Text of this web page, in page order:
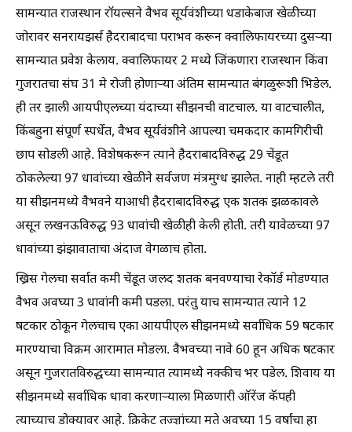
सामन्यात राजस्थान रॉयल्सने वैभव सूर्यवंशीच्या धडाकेबाज खेळीच्या
जोरावर सनरायझर्स हैदराबादचा पराभव करून क्वालिफायरच्या दुसर्‍या
सामन्यात प्रवेश केलाय. क्वालिफायर 2 मध्ये जिंकणारा राजस्थान किंवा
गुजरातचा संघ 31 मे रोजी होणार्‍या अंतिम सामन्यात बंगळुरूशी भिडेल.
ही तर झाली आयपीएलच्या यंदाच्या सीझनची वाटचाल. या वाटचालीत,
किंबहुना संपूर्ण स्पर्धेत, वैभव सूर्यवंशीने आपल्या चमकदार कामगिरीची
छाप सोडली आहे. विशेषकरून त्याने हैदराबादविरुद्ध 29 चेंडूत
ठोकलेल्या 97 धावांच्या खेळीने सर्वजण मंत्रमुग्ध झालेत. नाही म्हटले तरी
या सीझनमध्ये वैभवने याआधी हैदराबादविरुद्ध एक शतक झळकावले
असून लखनऊविरुद्ध 93 धावांची खेळीही केली होती. तरी यावेळच्या 97
धावांच्या झंझावाताचा अंदाज वेगळाच होता.
ख्रिस गेलचा सर्वात कमी चेंडूत जलद शतक बनवण्याचा रेकॉर्ड मोडण्यात
वैभव अवघ्या 3 धावांनी कमी पडला. परंतु याच सामन्यात त्याने 12
षटकार ठोकून गेलचाच एका आयपीएल सीझनमध्ये सर्वाधिक 59 षटकार
मारण्याचा विक्रम आरामात मोडला. वैभवच्या नावे 60 हून अधिक षटकार
असून गुजरातविरुद्धच्या सामन्यात त्यामध्ये नक्कीच भर पडेल. शिवाय या
सीझनमध्ये सर्वाधिक धावा करणार्‍याला मिळणारी ऑरेंज कॅपही
त्याच्याच डोक्यावर आहे. क्रिकेट तज्ज्ञांच्या मते अवघ्या 15 वर्षांचा हा